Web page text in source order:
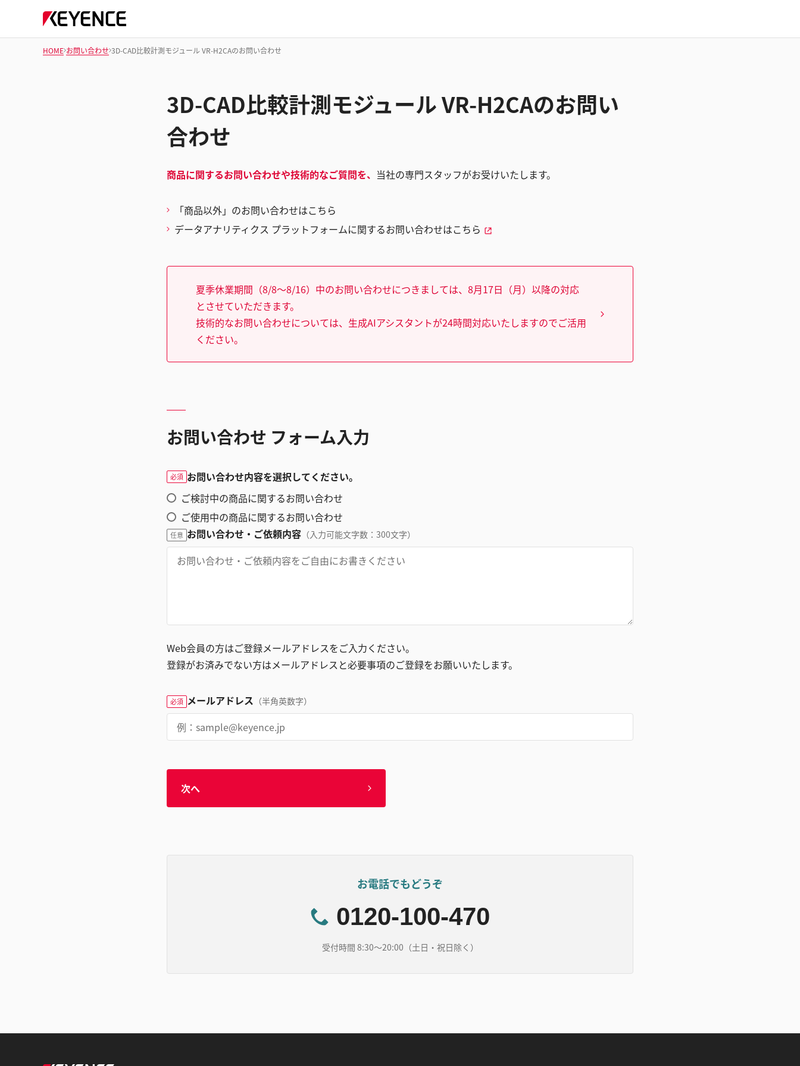
HOME お問い合わせ 3D-CAD比較計測モジュール VR-H2CAのお問い合わせ
3D-CAD比較計測モジュール VR-H2CAのお問い
合わせ
商品に関するお問い合わせや技術的なご質問を、 当社の専門スタッフがお受けいたします。
「商品以外」のお問い合わせはこちら
データアナリティクス プラットフォームに関するお問い合わせはこちら
夏季休業期間（8/8～8/16）中のお問い合わせにつきましては、8月17日（月）以降の対応
とさせていただきます。
技術的なお問い合わせについては、生成AIアシスタントが24時間対応いたしますのでご活用
ください。
お問い合わせ フォーム入力
必須 お問い合わせ内容を選択してください。
ご検討中の商品に関するお問い合わせ
ご使用中の商品に関するお問い合わせ
任意 お問い合わせ・ご依頼内容 （入力可能文字数：300文字）
Web会員の方はご登録メールアドレスをご入力ください。
登録がお済みでない方はメールアドレスと必要事項のご登録をお願いいたします。
必須 メールアドレス （半角英数字）
次へ
お電話でもどうぞ
0120-100-470
受付時間 8:30～20:00（土日・祝日除く）